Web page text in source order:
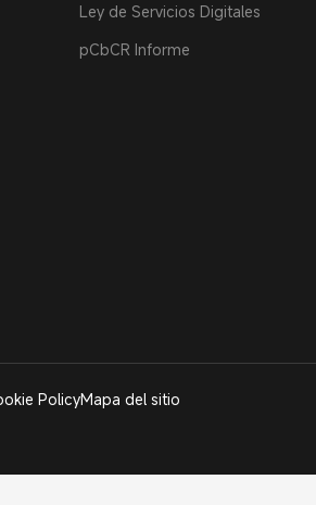
Ley de Servicios Digitales
pCbCR Informe
PolicyMapa del sitio